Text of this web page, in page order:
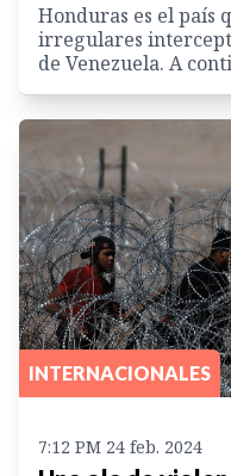
Honduras es el país
irregulares
de Venezuela. A
INTERNACIONALES
7:12 PM 24 feb. 2024